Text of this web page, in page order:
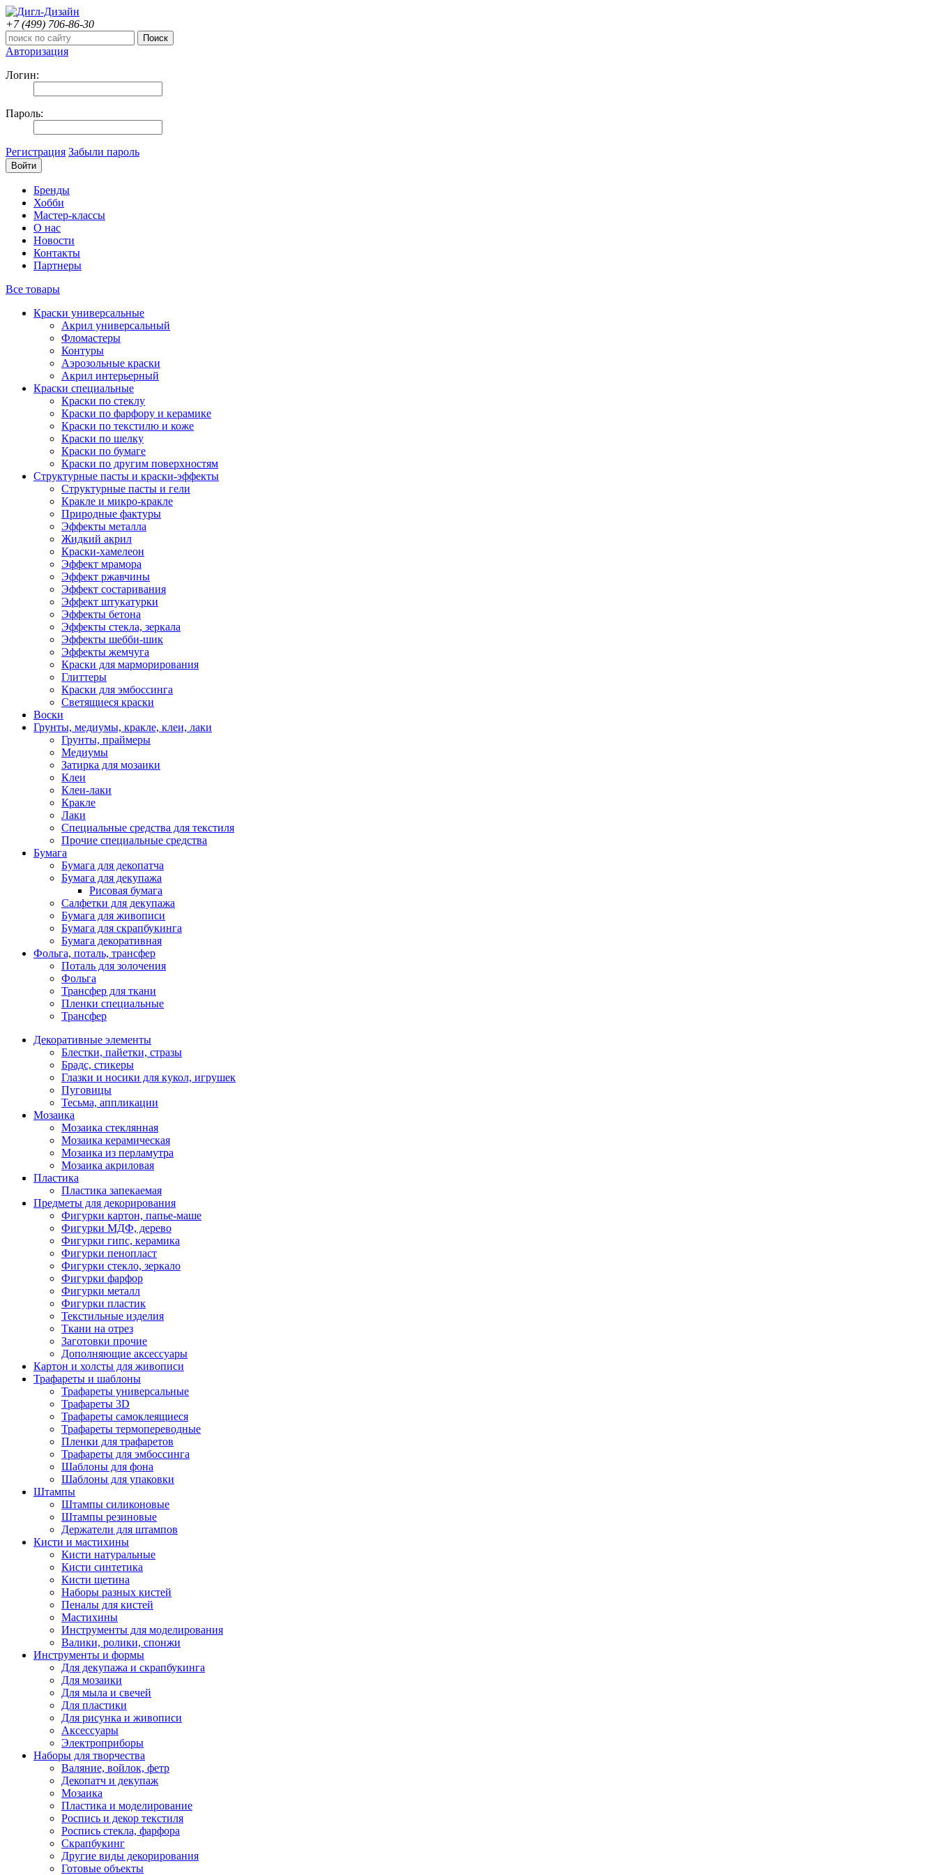
+7 (499) 706-86-30
Авторизация
Логин:
Пароль:
Регистрация Забыли пароль
Бренды
Хобби
Мастер-классы
О нас
Новости
Контакты
Партнеры
Все товары
Краски универсальные
Акрил универсальный
Фломастеры
Контуры
Аэрозольные краски
Акрил интерьерный
Краски специальные
Краски по стеклу
Краски по фарфору и керамике
Краски по текстилю и коже
Краски по шелку
Краски по бумаге
Краски по другим поверхностям
Структурные пасты и краски-эффекты
Структурные пасты и гели
Кракле и микро-кракле
Природные фактуры
Эффекты металла
Жидкий акрил
Краски-хамелеон
Эффект мрамора
Эффект ржавчины
Эффект состаривания
Эффект штукатурки
Эффекты бетона
Эффекты стекла, зеркала
Эффекты шебби-шик
Эффекты жемчуга
Краски для марморирования
Глиттеры
Краски для эмбоссинга
Светящиеся краски
Воски
Грунты, медиумы, кракле, клеи, лаки
Грунты, праймеры
Медиумы
Затирка для мозаики
Клеи
Клеи-лаки
Кракле
Лаки
Специальные средства для текстиля
Прочие специальные средства
Бумага
Бумага для декопатча
Бумага для декупажа
Рисовая бумага
Салфетки для декупажа
Бумага для живописи
Бумага для скрапбукинга
Бумага декоративная
Фольга, поталь, трансфер
Поталь для золочения
Фольга
Трансфер для ткани
Пленки специальные
Трансфер
Декоративные элементы
Блестки, пайетки, стразы
Брадс, стикеры
Глазки и носики для кукол, игрушек
Пуговицы
Тесьма, аппликации
Мозаика
Мозаика стеклянная
Мозаика керамическая
Мозаика из перламутра
Мозаика акриловая
Пластика
Пластика запекаемая
Предметы для декорирования
Фигурки картон, папье-маше
Фигурки МДФ, дерево
Фигурки гипс, керамика
Фигурки пенопласт
Фигурки стекло, зеркало
Фигурки фарфор
Фигурки металл
Фигурки пластик
Текстильные изделия
Ткани на отрез
Заготовки прочие
Дополняющие аксессуары
Картон и холсты для живописи
Трафареты и шаблоны
Трафареты универсальные
Трафареты 3D
Трафареты самоклеящиеся
Трафареты термопереводные
Пленки для трафаретов
Трафареты для эмбоссинга
Шаблоны для фона
Шаблоны для упаковки
Штампы
Штампы силиконовые
Штампы резиновые
Держатели для штампов
Кисти и мастихины
Кисти натуральные
Кисти синтетика
Кисти щетина
Наборы разных кистей
Пеналы для кистей
Мастихины
Инструменты для моделирования
Валики, ролики, спонжи
Инструменты и формы
Для декупажа и скрапбукинга
Для мозаики
Для мыла и свечей
Для пластики
Для рисунка и живописи
Аксессуары
Электроприборы
Наборы для творчества
Валяние, войлок, фетр
Декопатч и декупаж
Мозаика
Пластика и моделирование
Роспись и декор текстиля
Роспись стекла, фарфора
Скрапбукинг
Другие виды декорирования
Готовые объекты